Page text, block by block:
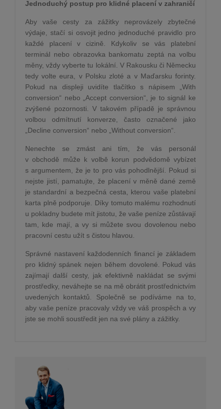
Jednoduchý postup pro klidné placení v zahraničí
Aby vaše cesty za zážitky neprovázely zbytečné
výdaje, stačí si osvojit jedno jednoduché pravidlo pro
každé placení v cizině. Kdykoliv se vás platební
terminál nebo obrazovka bankomatu zeptá na volbu
měny, vždy vyberte tu lokální. V Rakousku či Německu
tedy volte eura, v Polsku zloté a v Maďarsku forinty.
Pokud na displeji uvidíte tlačítko s nápisem „With
conversion“ nebo „Accept conversion“, je to signál ke
zvýšené pozornosti. V takovém případě je správnou
volbou odmítnutí konverze, často označené jako
„Decline conversion“ nebo „Without conversion“.
Nenechte se zmást ani tím, že vás personál
v obchodě může k volbě korun podvědomě vybízet
s argumentem, že je to pro vás pohodlnější. Pokud si
nejste jistí, pamatujte, že placení v měně dané země
je standardní a bezpečná cesta, kterou vaše platební
karta plně podporuje. Díky tomuto malému rozhodnutí
u pokladny budete mít jistotu, že vaše peníze zůstávají
tam, kde mají, a vy si můžete svou dovolenou nebo
pracovní cestu užít s čistou hlavou.
Správné nastavení každodenních financí je základem
pro klidný spánek nejen během dovolené. Pokud vás
zajímají další cesty, jak efektivně nakládat se svými
prostředky, neváhejte se na mě obrátit prostřednictvím
uvedených kontaktů. Společně se podíváme na to,
aby vaše peníze pracovaly vždy ve váš prospěch a vy
jste se mohli soustředit jen na své plány a zážitky.